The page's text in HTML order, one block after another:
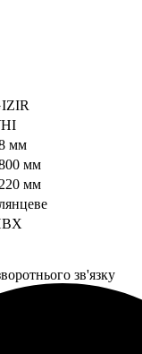
мм
мм
мм
зв'язку